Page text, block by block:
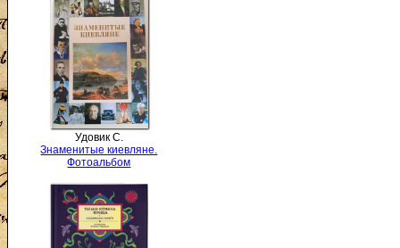
Удовик С.
Знаменитые киевляне.
Фотоальбом